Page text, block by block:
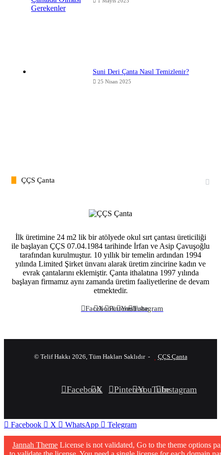
Jannah Theme License is not validated, Go to the theme options
Suni Deri Çanta Nasıl Temizlenir?
25 Nisan 2025
ÇÇS Çanta
İlk üretimine 24 m2 lik bir atölyede okul sırt çantası üreticiliği
ile başlayan ÇÇS 07.04.1984 tarihinde İrfan ve Asip Çavuşoğlu
tarafından kurulmuştur. 10 yıllık bir temelin ardından 1994
yılında Limited Şirket ünvanı alarak üretim zincirine kadın ve
evrak çantalarını eklemiştir. Çanta ithalatına 1997 yılında
başlayan firmamız aynı zamanda üretim faaliyetlerine de devam
etmektedir.
Facebook
X Pinterest
YouTube
Instagram
© Telif Hakkı 2026, Tüm Hakları Saklıdır - ÇÇS Çanta
Facebook
X PinterestYouTubeInstagram
Facebook X WhatsApp Telegram